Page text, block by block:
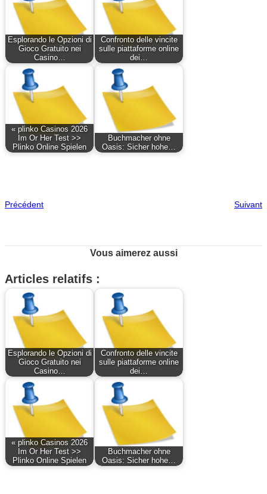
Esplorando le Opzioni di
Gioco Gratuito nei
Casino…
Confronto delle vincite
sulle piattaforme online
dei…
« plinko Casinos 2026
Im Or Her Test >>
Plinko Online Spielen
Buchmacher ohne
Oasis: Sicher hohe…
Précédent Suivant
Vous aimerez aussi
Articles relatifs :
Esplorando le Opzioni di
Gioco Gratuito nei
Casino…
Confronto delle vincite
sulle piattaforme online
dei…
« plinko Casinos 2026
Im Or Her Test >>
Plinko Online Spielen
Buchmacher ohne
Oasis: Sicher hohe…